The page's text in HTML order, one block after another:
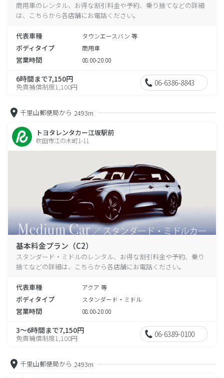
商用車のレンタル、お得な割引料金や予約、乗り捨てなどの詳細
は、こちらから各店舗にお電話ください。
代表車種 タウンエースバン 等
ボディタイプ 商用車
営業時間 08:00-20:00
6時間まで7,150円
免責補償制度1,100円 06-6386-8843
千里山郵便局から 2493m
トヨタレンタカー江坂駅前
吹田市江の木町1-11
基本料金プラン（C2）
スタンダード・ミドルのレンタル、お得な割引料金や予約、乗り
捨てなどの詳細は、こちらから各店舗にお電話ください。
代表車種 アクア 等
ボディタイプ スタンダード・ミドル
営業時間 08:00-20:00
3～6時間まで7,150円
免責補償制度1,100円 06-6389-0100
千里山郵便局から 2493m